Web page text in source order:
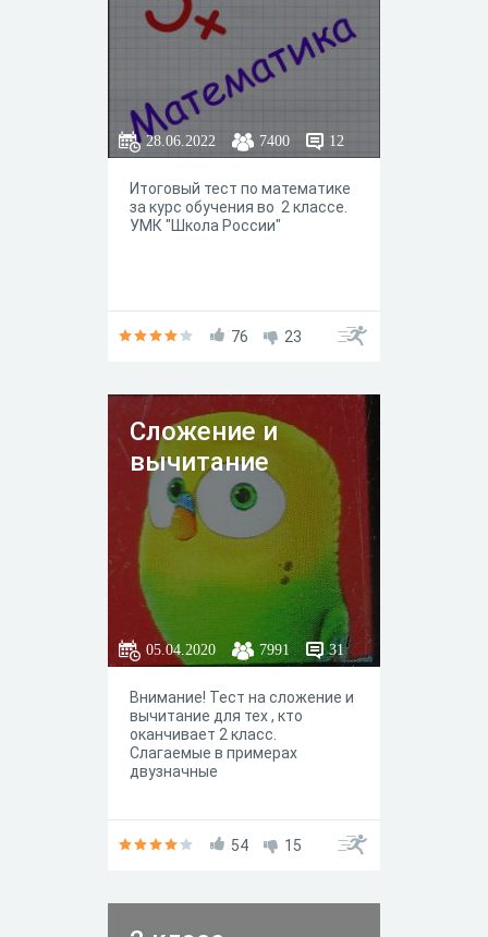
28.06.2022 7400 12
Итоговый тест по математике
за курс обучения во 2 классе.
УМК "Школа России"
76 23
Сложение и
вычитание
05.04.2020 7991 31
Внимание! Тест на сложение и
вычитание для тех , кто
оканчивает 2 класс.
Слагаемые в примерах
двузначные
54 15